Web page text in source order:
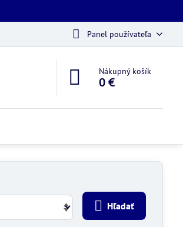
Panel používateľa
Nákupný košík
0 €
Hľadať